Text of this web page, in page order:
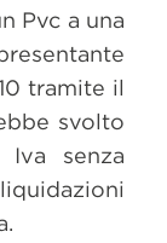
Pvc a una
tramite il
svolto
Iva senza